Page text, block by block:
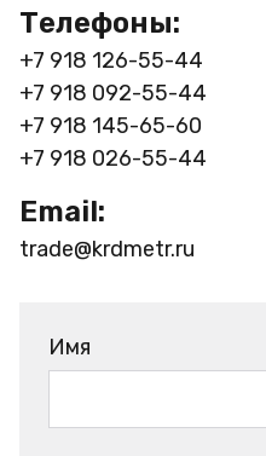
Телефоны:
+7 918 126-55-44
+7 918 092-55-44
+7 918 145-65-60
+7 918 026-55-44
Email:
trade@krdmetr.ru
Имя